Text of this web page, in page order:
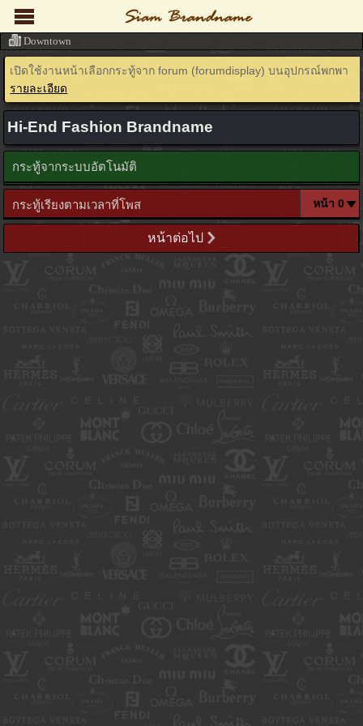
เปิดใช้งานหน้าเลือกกระทู้จาก forum (forumdisplay) บนอุปกรณ์พกพา
รายละเอียด
Hi-End Fashion Brandname
กระทู้จากระบบอัตโนมัติ
กระทู้เรียงตามเวลาที่โพส
หน้าต่อไป
Downtown